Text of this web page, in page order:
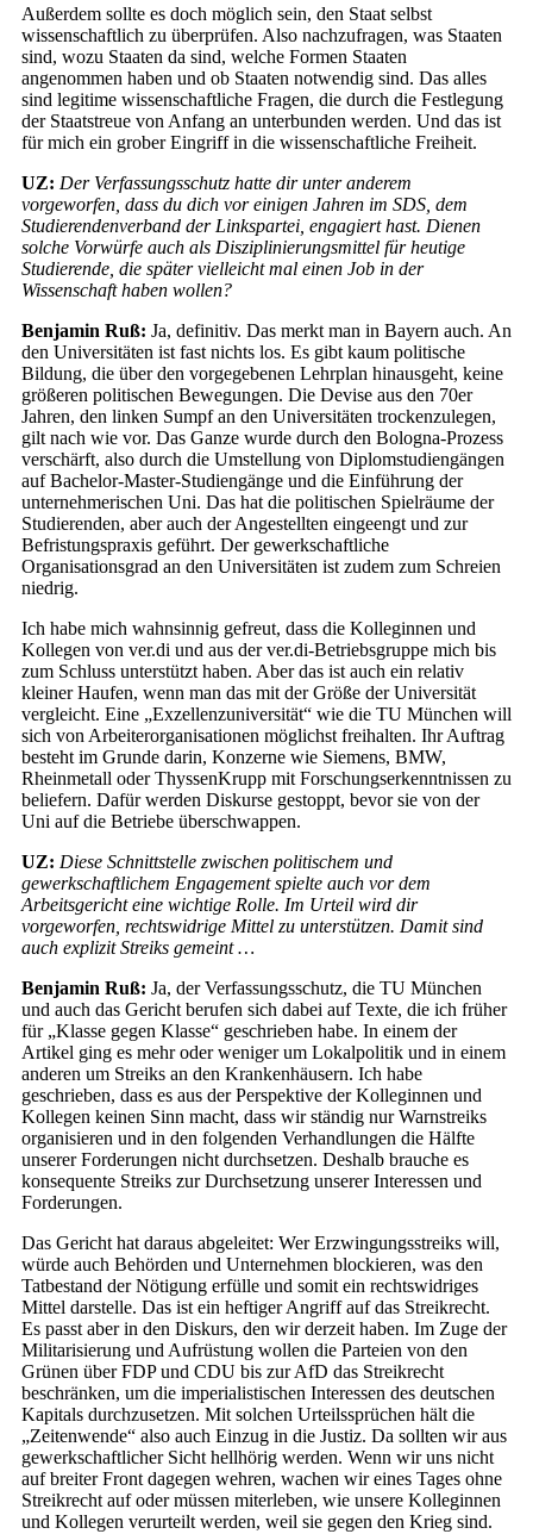
Außerdem sollte es doch möglich sein, den Staat selbst
wissenschaftlich zu überprüfen. Also nachzufragen, was Staaten
sind, wozu Staaten da sind, welche Formen Staaten
angenommen haben und ob Staaten notwendig sind. Das alles
sind legitime wissenschaftliche Fragen, die durch die Festlegung
der Staatstreue von Anfang an unterbunden werden. Und das ist
für mich ein grober Eingriff in die wissenschaftliche Freiheit.
UZ: Der Verfassungsschutz hatte dir unter anderem
vorgeworfen, dass du dich vor einigen Jahren im SDS, dem
Studierendenverband der Linkspartei, engagiert hast. Dienen
solche Vorwürfe auch als Disziplinierungsmittel für heutige
Studierende, die später vielleicht mal einen Job in der
Wissenschaft haben wollen?
Benjamin Ruß: Ja, definitiv. Das merkt man in Bayern auch. An
den Universitäten ist fast nichts los. Es gibt kaum politische
Bildung, die über den vorgegebenen Lehrplan hinausgeht, keine
größeren politischen Bewegungen. Die Devise aus den 70er
Jahren, den linken Sumpf an den Universitäten trockenzulegen,
gilt nach wie vor. Das Ganze wurde durch den Bologna-Prozess
verschärft, also durch die Umstellung von Diplomstudiengängen
auf Bachelor-Master-Studiengänge und die Einführung der
unternehmerischen Uni. Das hat die politischen Spielräume der
Studierenden, aber auch der Angestellten eingeengt und zur
Befristungspraxis geführt. Der gewerkschaftliche
Organisationsgrad an den Universitäten ist zudem zum Schreien
niedrig.
Ich habe mich wahnsinnig gefreut, dass die Kolleginnen und
Kollegen von ver.di und aus der ver.di-Betriebsgruppe mich bis
zum Schluss unterstützt haben. Aber das ist auch ein relativ
kleiner Haufen, wenn man das mit der Größe der Universität
vergleicht. Eine „Exzellenzuniversität“ wie die TU München will
sich von Arbeiterorganisationen möglichst freihalten. Ihr Auftrag
besteht im Grunde darin, Konzerne wie Siemens, BMW,
Rheinmetall oder ThyssenKrupp mit Forschungserkenntnissen zu
beliefern. Dafür werden Diskurse gestoppt, bevor sie von der
Uni auf die Betriebe überschwappen.
UZ: Diese Schnittstelle zwischen politischem und
gewerkschaftlichem Engagement spielte auch vor dem
Arbeitsgericht eine wichtige Rolle. Im Urteil wird dir
vorgeworfen, rechtswidrige Mittel zu unterstützen. Damit sind
auch explizit Streiks gemeint …
Benjamin Ruß: Ja, der Verfassungsschutz, die TU München
und auch das Gericht berufen sich dabei auf Texte, die ich früher
für „Klasse gegen Klasse“ geschrieben habe. In einem der
Artikel ging es mehr oder weniger um Lokalpolitik und in einem
anderen um Streiks an den Krankenhäusern. Ich habe
geschrieben, dass es aus der Perspektive der Kolleginnen und
Kollegen keinen Sinn macht, dass wir ständig nur Warnstreiks
organisieren und in den folgenden Verhandlungen die Hälfte
unserer Forderungen nicht durchsetzen. Deshalb brauche es
konsequente Streiks zur Durchsetzung unserer Inte­ressen und
Forderungen.
Das Gericht hat daraus abgeleitet: Wer Erzwingungsstreiks will,
würde auch Behörden und Unternehmen blockieren, was den
Tatbestand der Nötigung erfülle und somit ein rechtswidriges
Mittel darstelle. Das ist ein heftiger Angriff auf das Streikrecht.
Es passt aber in den Diskurs, den wir derzeit haben. Im Zuge der
Militarisierung und Aufrüstung wollen die Parteien von den
Grünen über FDP und CDU bis zur AfD das Streikrecht
beschränken, um die imperialistischen Inte­ressen des deutschen
Kapitals durchzusetzen. Mit solchen Urteilssprüchen hält die
„Zeitenwende“ also auch Einzug in die Justiz. Da sollten wir aus
gewerkschaftlicher Sicht hellhörig werden. Wenn wir uns nicht
auf breiter Front dagegen wehren, wachen wir eines Tages ohne
Streikrecht auf oder müssen miterleben, wie unsere Kolleginnen
und Kollegen verurteilt werden, weil sie gegen den Krieg sind.